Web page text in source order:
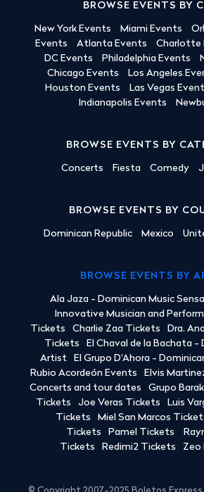
BROWSE EVENTS BY
New York Events Miami Events
Events
Atlanta Events Charlotte
DC Events
Philadelphia Events
Chicago Events
Los Angeles
Houston Events
Las Vegas
Indianapolis Events
BROWSE EVENTS BY
Concerts Fiesta Comedy
BROWSE EVENTS BY
Dominican Republic Mexico
BROWSE EVENTS BY
Ala Jaza - Dominican Music
Innovative Musician and
Tickets
Charlie Zaa Tickets Dra.
Tickets
El Chaval de la Bachata -
Artist
El Grupo D'Ahora -
Rubio Acordeón Events
Elvis
Concerts and tour dates
Grupo
Tickets
Joe Veras Tickets Luis
Tickets
Miel San Marcos
Tickets
Pamel Tickets
Tickets
Redimi2 Tickets Zeo